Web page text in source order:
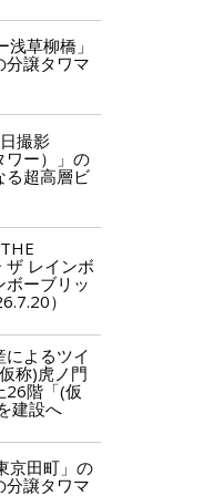
草柳橋」
分譲タワマ
撮影
ワー）」の
る超高層ビ
ザ レインボ
ボーブリッ
）
よるツイ
称)虎ノ門
26階「(仮
建設へ
京田町」の
分譲タワマ